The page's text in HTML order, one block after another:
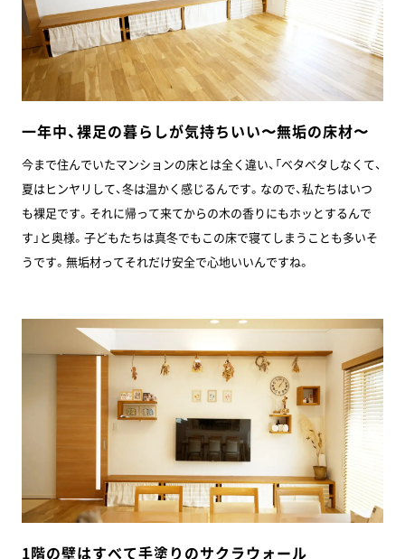
一年中、裸足の暮らしが気持ちいい〜無垢の床材〜
今まで住んでいたマンションの床とは全く違い、「ベタベタしなくて、
夏はヒンヤリして、冬は温かく感じるんです。なので、私たちはいつ
も裸足です。それに帰って来てからの木の香りにもホッとするんで
す」と奥様。子どもたちは真冬でもこの床で寝てしまうことも多いそ
うです。無垢材ってそれだけ安全で心地いいんですね。
1階の壁はすべて手塗りのサクラウォール